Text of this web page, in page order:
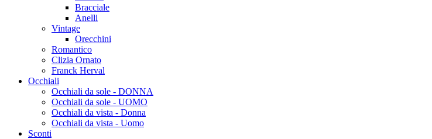
Bracciale
Anelli
Vintage
Orecchini
Romantico
Clizia Ornato
Franck Herval
Occhiali
Occhiali da sole - DONNA
Occhiali da sole - UOMO
Occhiali da vista - Donna
Occhiali da vista - Uomo
Sconti